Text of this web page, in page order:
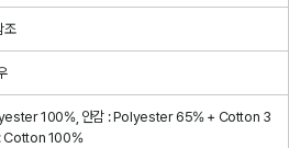
조
100%, 안감 : Polyester 65% + Cotton 3
Cotton 100%